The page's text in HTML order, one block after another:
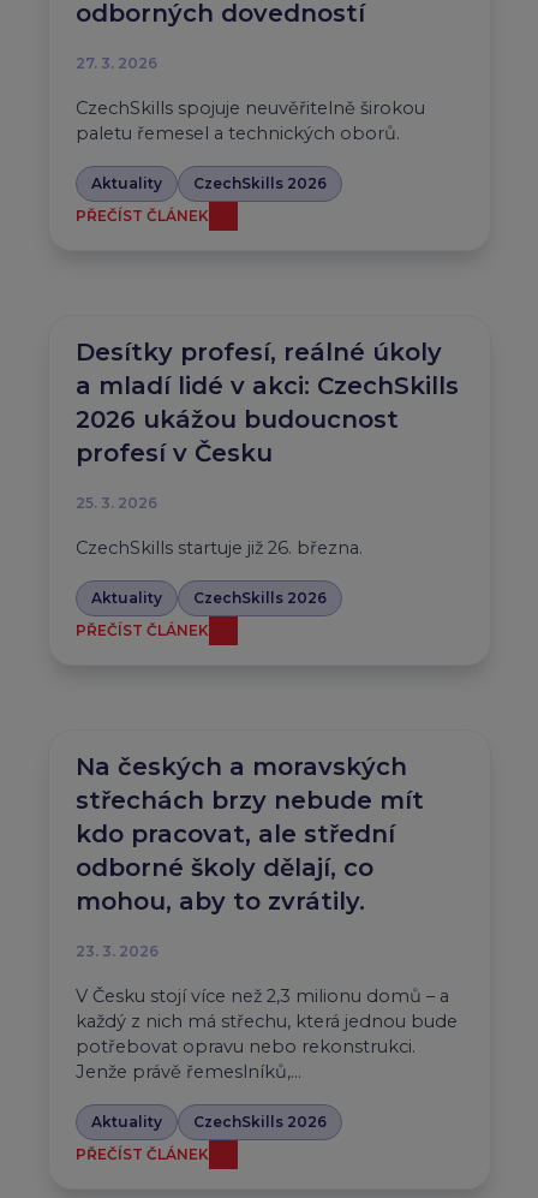
odborných dovedností
27. 3. 2026
CzechSkills spojuje neuvěřitelně širokou
paletu řemesel a technických oborů.
Aktuality
CzechSkills 2026
PŘEČÍST ČLÁNEK
Desítky profesí, reálné úkoly
a mladí lidé v akci: CzechSkills
2026 ukážou budoucnost
profesí v Česku
25. 3. 2026
CzechSkills startuje již 26. března.
Aktuality
CzechSkills 2026
PŘEČÍST ČLÁNEK
Na českých a moravských
střechách brzy nebude mít
kdo pracovat, ale střední
odborné školy dělají, co
mohou, aby to zvrátily.
23. 3. 2026
V Česku stojí více než 2,3 milionu domů – a
každý z nich má střechu, která jednou bude
potřebovat opravu nebo rekonstrukci.
Jenže právě řemeslníků,…
Aktuality
CzechSkills 2026
PŘEČÍST ČLÁNEK